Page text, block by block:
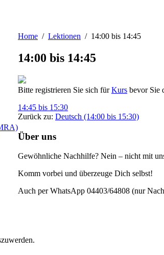
Home Lektionen 14:00 bis 14:45
14:00 bis 14:45
Bitte registrieren Sie sich fürKurs bevor Sie
14:45 bis 15:30
Zurück zu: Deutsch (14:00 bis 15:30)
Über uns
Gewöhnliche Nachhilfe? Nein – nicht mit
Komm vorbei und überzeuge Dich selbst!
Auch per WhatsApp 04403/64808 (nur